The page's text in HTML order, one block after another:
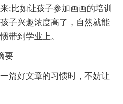
;比如让孩子参加画画的培训
子兴趣浓度高了，自然就能
带到学业上。
要
好文章的习惯时，不妨让